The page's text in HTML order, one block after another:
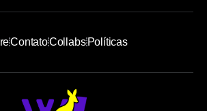
ContatoCollabsPolíticas